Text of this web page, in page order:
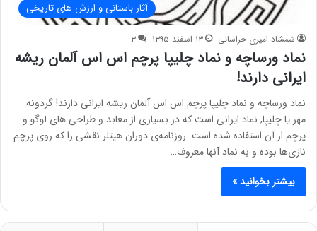
آثار باستانی و ارزش های تاریخی
شمشاد امیری خراسانی ۱۳ اسفند ۱۳۹۵ ۳
نماد ورساچه و نماد چلیپا پرچم اس اس آلمان ریشه
ایرانی دارند!
نماد ورساچه و نماد چلیپا پرچم اس اس آلمان ریشه ایرانی دارند! گردونه
مهر یا چلیپا, نماد ایرانی است که در بسیاری از معابد و طراحی های لوگو و
پرچم از آن استفاده شده است. روزنامه‌ی دوران هیتلر نقشی را که روی پرچم‌
نازی‌ها بوده و به نماد آنها معروف…
بیشتر بخوانید »